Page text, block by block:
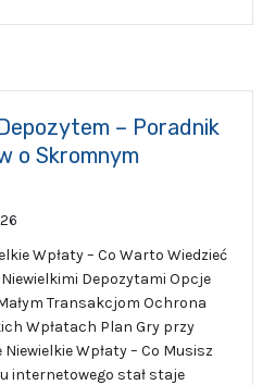
– Poradnik
o Skromnym
Wpłaty – Co Warto Wiedzieć
Depozytami Opcje
Transakcjom Ochrona
Wpłatach Plan Gry przy
Wpłaty – Co Musisz
internetowego stał staje